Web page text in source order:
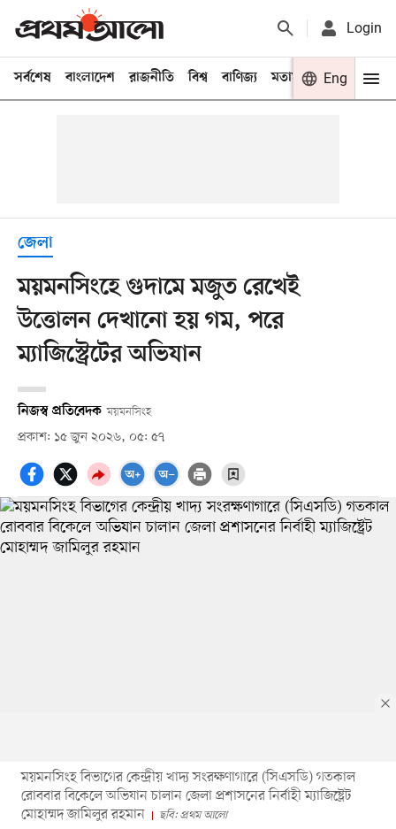
Login
সর্বশেষ বাংলাদেশ রাজনীতি বিশ্ব বাণিজ্য মতামত খেলা
Eng
জেলা
ময়মনসিংহে গুদামে মজুত রেখেই
উত্তোলন দেখানো হয় গম, পরে
ম্যাজিস্ট্রেটের অভিযান
নিজস্ব প্রতিবেদক ময়মনসিংহ
প্রকাশ: ১৫ জুন ২০২৬, ০৫: ৫৭
ময়মনসিংহ বিভাগের কেন্দ্রীয় খাদ্য সংরক্ষণাগারে (সিএসডি) গতকাল
রোববার বিকেলে অভিযান চালান জেলা প্রশাসনের নির্বাহী ম্যাজিষ্ট্রেট
মোহাম্মদ জামিলুর রহমান
ছবি: প্রথম আলো